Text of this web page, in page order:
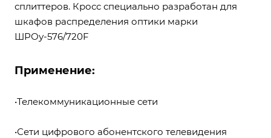
сплиттеров. Кросс специально разработан для
шкафов распределения оптики марки
ШРОу-576/720F
Применение:
•Телекоммуникационные сети
•Сети цифрового абонентского телевидения